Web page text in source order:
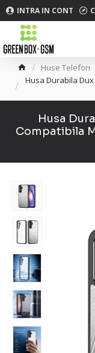
INTRA IN CONT
Huse Telefon
Husa Durabila
Husa
Compatibila